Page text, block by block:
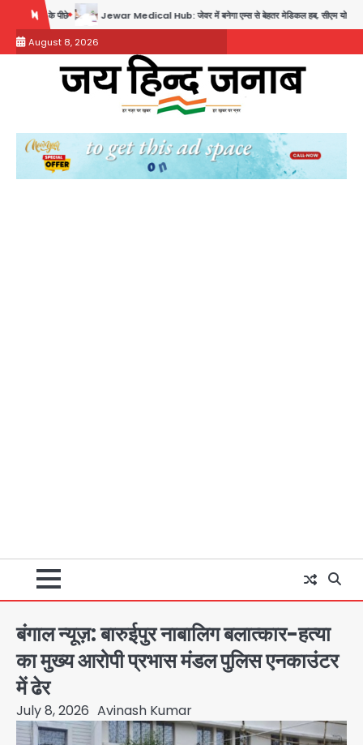
content
Jewar Medical Hub: जेवर में बनेगा एम्स से बेहतर मेडिकल हब, सीएम योगी को लिखा पत्र
August 8, 2026
बंगाल न्यूज़: बारुईपुर नाबालिग बलात्कार-हत्या
का मुख्य आरोपी प्रभास मंडल पुलिस एनकाउंटर
में ढेर
July 8, 2026 Avinash Kumar